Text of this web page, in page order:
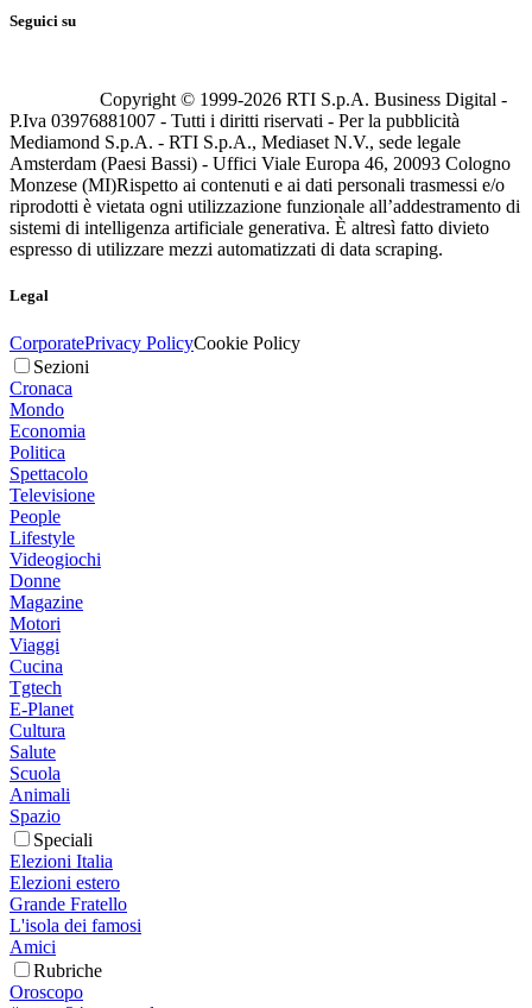
Seguici su
Copyright © 1999-2026 RTI S.p.A. Business Digital -
P.Iva 03976881007 - Tutti i diritti riservati - Per la pubblicità
Mediamond S.p.A. - RTI S.p.A., Mediaset N.V., sede legale
Amsterdam (Paesi Bassi) - Uffici Viale Europa 46, 20093 Cologno
Monzese (MI)Rispetto ai contenuti e ai dati personali trasmessi e/o
riprodotti è vietata ogni utilizzazione funzionale all’addestramento di
sistemi di intelligenza artificiale generativa. È altresì fatto divieto
espresso di utilizzare mezzi automatizzati di data scraping.
Legal
CorporatePrivacy PolicyCookie Policy
Sezioni
Cronaca
Mondo
Economia
Politica
Spettacolo
Televisione
People
Lifestyle
Videogiochi
Donne
Magazine
Motori
Viaggi
Cucina
Tgtech
E-Planet
Cultura
Salute
Scuola
Animali
Spazio
Speciali
Elezioni Italia
Elezioni estero
Grande Fratello
L'isola dei famosi
Amici
Rubriche
Oroscopo